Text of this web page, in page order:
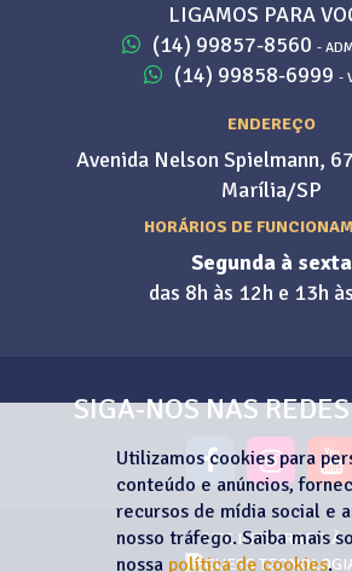
Utilizamos cookies para
conteúdo e anúncios,
recursos de mídia social e
nosso tráfego. Saiba mais
nossa política de cookies.
LIGAMOS PARA
(14) 99857-8560 -
(14) 99858-6999 -
ENDEREÇO
Avenida Nelson Spielmann,
Marília/SP
HORÁRIOS DE
Segunda à sexta
das 8h às 12h e 13h
SIGA-NOS NAS
SITE INTEGRADO À